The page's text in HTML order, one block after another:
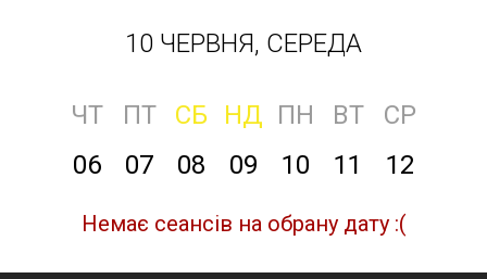
10 ЧЕРВНЯ, СЕРЕДА
ЧТ ПТ СБ НД ПН ВТ
СР
06
07 08 09 10 11 12
Немає сеансів на обрану дату :(